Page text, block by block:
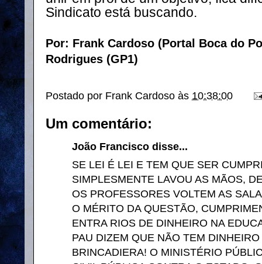
Sindicato está buscando.
Por: Frank Cardoso (Portal Boca do
Rodrigues (GP1)
Postado por Frank Cardoso às 10:38:00
Um comentário:
João Francisco disse...
SE LEI É LEI E TEM QUE SER
SIMPLESMENTE LAVOU AS MÃOS,
OS PROFESSORES VOLTEM AS
O MÉRITO DA QUESTÃO,
ENTRA RIOS DE DINHEIRO NA
PAU DIZEM QUE NÃO TEM
BRINCADIERA! O MINISTÉRIO